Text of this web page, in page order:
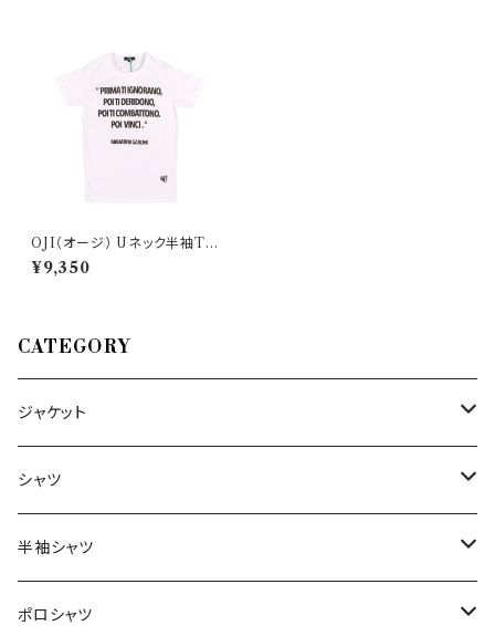
OJI（オージ） Uネック半袖Tシ
ャツ 24567
¥9,350
CATEGORY
ジャケット
～44/S
46/M
48/L
シャツ
～44/S
46/M
半袖シャツ
～44/S
ポロシャツ